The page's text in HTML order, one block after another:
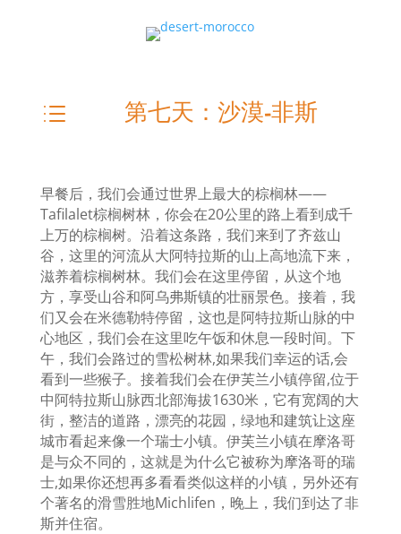
d 第七天：沙漠-非斯
早餐后，我们会通过世界上最大的棕榈林——
Tafilalet棕榈树林，你会在20公里的路上看到成千
上万的棕榈树。沿着这条路，我们来到了齐兹山
谷，这里的河流从大阿特拉斯的山上高地流下来，
滋养着棕榈树林。我们会在这里停留，从这个地
方，享受山谷和阿乌弗斯镇的壮丽景色。接着，我
们又会在米德勒特停留，这也是阿特拉斯山脉的中
心地区，我们会在这里吃午饭和休息一段时间。下
午，我们会路过的雪松树林,如果我们幸运的话,会
看到一些猴子。接着我们会在伊芙兰小镇停留,位于
中阿特拉斯山脉西北部海拔1630米，它有宽阔的大
街，整洁的道路，漂亮的花园，绿地和建筑让这座
城市看起来像一个瑞士小镇。伊芙兰小镇在摩洛哥
是与众不同的，这就是为什么它被称为摩洛哥的瑞
士,如果你还想再多看看类似这样的小镇，另外还有
个著名的滑雪胜地Michlifen ， 晚上，我们到达了非
斯并住宿。